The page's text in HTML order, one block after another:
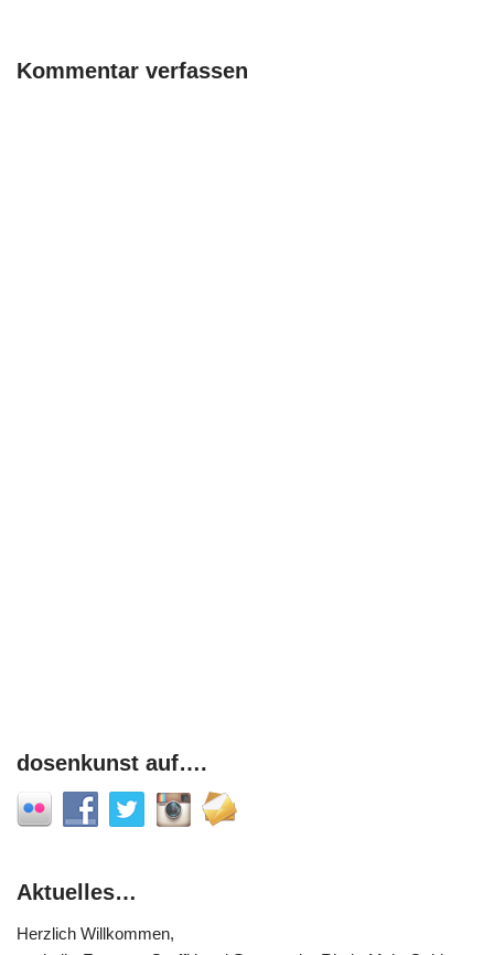
Kommentar verfassen
dosenkunst auf….
Aktuelles…
Herzlich Willkommen,